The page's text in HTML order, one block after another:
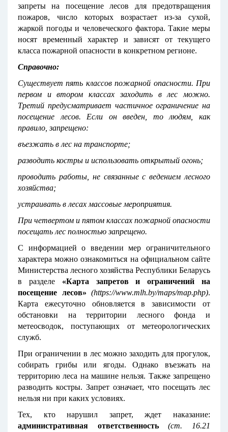
запреты на посещение лесов для предотвращения
пожаров, число которых возрастает из-за сухой,
жаркой погоды и человеческого фактора. Такие меры
носят временный характер и зависят от текущего
класса пожарной опасности в конкретном регионе.
Справочно:
Существует пять классов пожарной опасности. При
первом и втором классах заходить в лес можно.
Третий предусматривает частичное ограничение на
посещение лесов. Если он введен, то людям, как
правило, запрещено:
въезжать в лес на транспорте;
разводить костры и использовать открытый огонь;
проводить работы, не связанные с ведением лесного
хозяйства;
устраивать в лесах массовые мероприятия.
При четвертом и пятом классах пожарной опасности
посещать лес полностью запрещено.
С информацией о введении мер ограничительного
характера можно ознакомиться на официальном сайте
Министерства лесного хозяйства Республики Беларусь
в разделе «Карта запретов и ограничений на
посещение лесов» (https://www.mlh.by/maps/map.php).
Карта ежесуточно обновляется в зависимости от
обстановки на территории лесного фонда и
метеосводок, поступающих от метеорологических
служб.
При ограничении в лес можно заходить для прогулок,
собирать грибы или ягоды. Однако въезжать на
территорию леса на машине нельзя. Также запрещено
разводить костры. Запрет означает, что посещать лес
нельзя ни при каких условиях.
Тех, кто нарушил запрет, ждет наказание:
административная ответственность
(ст. 16.21